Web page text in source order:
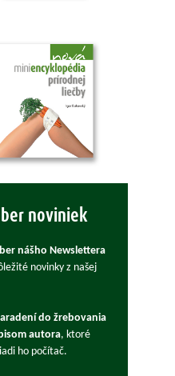
noviniek
nášho Newslettera
novinky z našej
do žrebovania
autora, ktoré
ho počítač.